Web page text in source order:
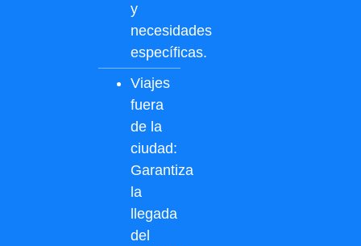
y
necesidades
específicas.
Viajes
fuera
de la
ciudad:
Garantiza
la
llegada
del